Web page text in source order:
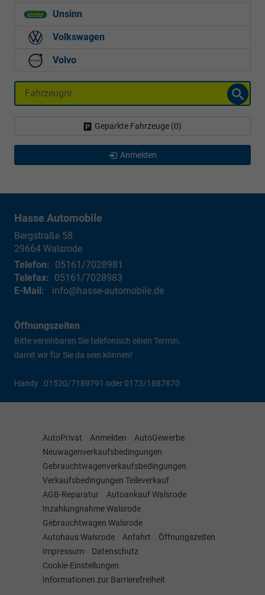
Unsinn
Volkswagen
Volvo
Fahrzeugnr.
Geparkte Fahrzeuge (0)
Anmelden
Hasse Automobile
Bergstraße 58
29664 Walsrode
Telefon: 05161/7028981
Telefax: 05161/7028983
E-Mail:
info@hasse-automobile.de
Öffnungszeiten
Bitte vereinbaren Sie telefonisch einen Termin,
damit wir für Sie da sein können!
Handy : 01520/7189791 oder 0173/1887870
AutoPrivat Anmelden
AutoGewerbe
Neuwagenverkaufsbedingungen
Gebrauchtwagenverkaufsbedingungen
Verkaufsbedingungen Teileverkauf
AGB-Reparatur
Autoankauf Walsrode
Inzahlungnahme Walsrode
Gebrauchtwagen Walsrode
Autohaus Walsrode
Anfahrt
Öffnungszeiten
Impressum
Datenschutz
Cookie-Einstellungen
Informationen zur Barrierefreiheit